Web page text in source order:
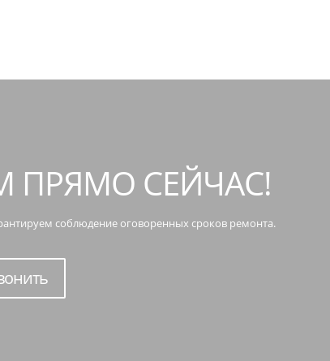
ПРЯМО СЕЙЧАС!
соблюдение оговоренных сроков ремонта.